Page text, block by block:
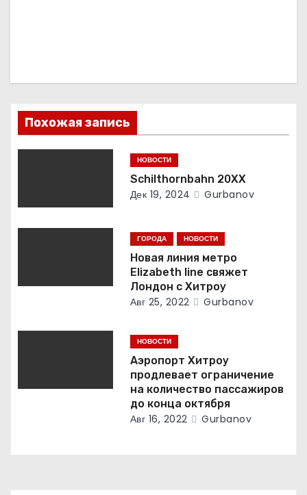
о
з
а
с
м
Похожая запись
НОВОСТИ
Schilthornbahn 20XX
Дек 19, 2024 Gurbanov
ГОРОДА НОВОСТИ
Новая линия метро
Elizabeth line свяжет
Лондон с Хитроу
Авг 25, 2022 Gurbanov
НОВОСТИ
Аэропорт Хитроу
продлевает ограничение
на количество пассажиров
до конца октября
Авг 16, 2022 Gurbanov